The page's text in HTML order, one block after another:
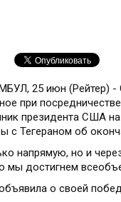
25 июн (Рейтер) -
при
президента США
Тегераном об
напрямую, но и
мы достигнем
о своей